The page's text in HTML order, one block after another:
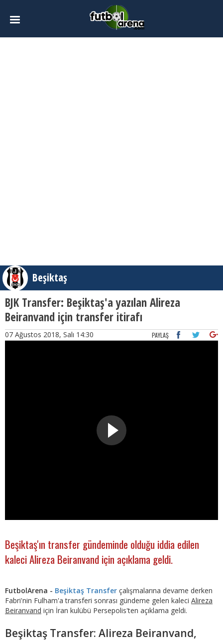
Beşiktaş
BJK Transfer: Beşiktaş'a yazılan Alireza
Beiranvand için transfer itirafı
07 Ağustos 2018, Salı 14:30 PAYLAŞ
Beşiktaş'ın transfer gündeminde olduğu iddia edilen
kaleci Alireza Beiranvand için açıklama geldi.
FutbolArena - Beşiktaş Transfer çalışmalarına devame derken
Fabri'nin Fulham'a transferi sonrası gündeme gelen kaleci Alireza
Beiranvand için İran kulübü Persepolis'ten açıklama geldi.
Beşiktaş Transfer: Alireza Beiranvand,